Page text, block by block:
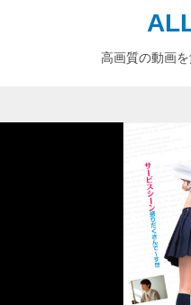
高画質の動画